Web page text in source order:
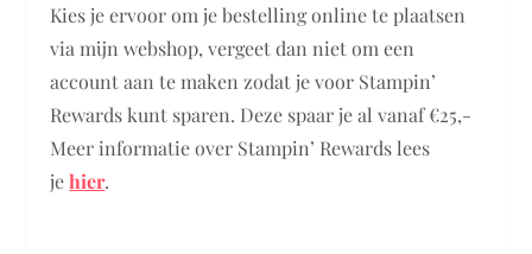
Kies je ervoor om je bestelling online te plaatsen
via mijn webshop, vergeet dan niet om een
account aan te maken zodat je voor Stampin’
Rewards kunt sparen. Deze spaar je al vanaf €25,-
Meer informatie over Stampin’ Rewards lees
jehier.